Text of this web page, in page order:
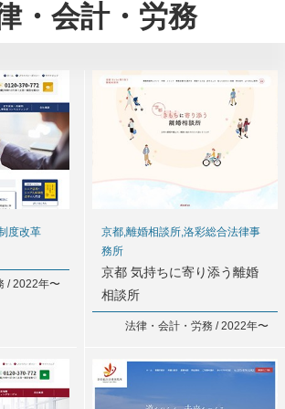
・会計・労務
度改革
/ 2022年〜
京都,離婚相談所,洛彩総合法律事
務所
京都 気持ちに寄り添う離婚
相談所
法律・会計・労務 / 2022年〜